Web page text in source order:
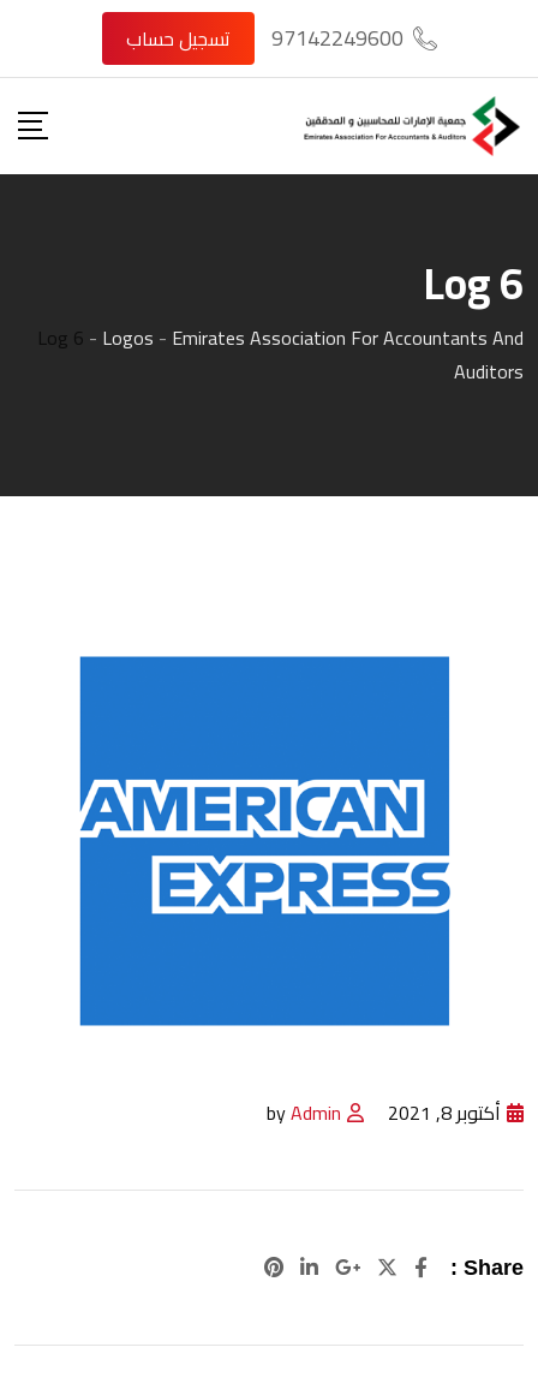
content
97142249600 تسجيل حساب
Log 6
Log 6 - Logos - Emirates Association For Accountants And
Auditors
أكتوبر 8, 2021 byAdmin
Share :
Google+
LinkedIn
Pinterest